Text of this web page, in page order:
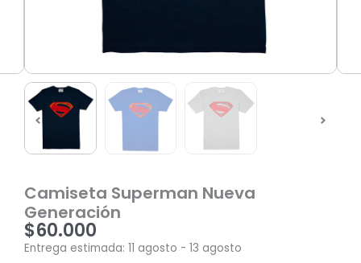
Camiseta Superman Nueva
Generación
$60.000
Entrega estimada: 11 agosto - 13 agosto